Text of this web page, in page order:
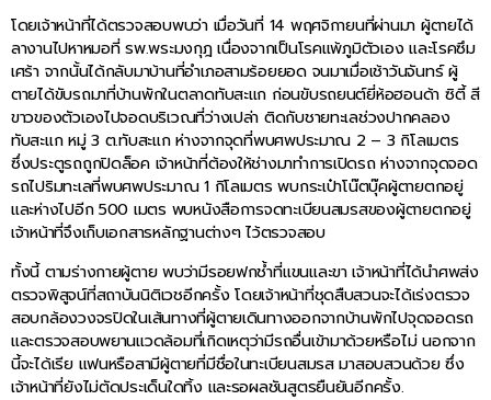
โดยเจ้าหน้าที่ได้ตรวจสอบพบว่า เมื่อวันที่ 14 พฤศจิกายนที่ผ่านมา ผู้ตายได้
ลางานไปหาหมอที่ รพ.พระมงกุฎ เนื่องจากเป็นโรคแพ้ภูมิตัวเอง และโรคซึม
เศร้า จากนั้นได้กลับมาบ้านที่อำเภอสามร้อยยอด จนมาเมื่อเช้าวันจันทร์ ผู้
ตายได้ขับรถมาที่บ้านพักในตลาดทับสะแก ก่อนขับรถยนต์ยี่ห้อฮอนด้า ซิตี้ สี
ขาวของตัวเองไปจอดบริเวณที่ว่างเปล่า ติดกับชายทะเลช่วงปากคลอง
ทับสะแก หมู่ 3 ต.ทับสะแก ห่างจากจุดที่พบศพประมาณ 2 – 3 กิโลเมตร
ซึ่งประตูรถถูกปิดล็อค เจ้าหน้าที่ต้องให้ช่างมาทำการเปิดรถ ห่างจากจุดจอด
รถไปริมทะเลที่พบศพประมาณ 1 กิโลเมตร พบกระเป๋าโน๊ตบุ๊คผู้ตายตกอยู่
และห่างไปอีก 500 เมตร พบหนังสือการจดทะเบียนสมรสของผู้ตายตกอยู่
เจ้าหน้าที่จึงเก็บเอกสารหลักฐานต่างๆ ไว้ตรวจสอบ
ทั้งนี้ ตามร่างกายผู้ตาย พบว่ามีรอยฟกช้ำที่แขนและขา เจ้าหน้าที่ได้นำศพส่ง
ตรวจพิสูจน์ที่สถาบันนิติเวชอีกครั้ง โดยเจ้าหน้าที่ชุดสืบสวนจะได้เร่งตรวจ
สอบกล้องวงจรปิดในเส้นทางที่ผู้ตายเดินทางออกจากบ้านพักไปจุดจอดรถ
และตรวจสอบพยานแวดล้อมที่เกิดเหตุว่ามีรถอื่นเข้ามาด้วยหรือไม่ นอกจาก
นี้จะได้เรีย แฟนหรือสามีผู้ตายที่มีชื่อในทะเบียนสมรส มาสอบสวนด้วย ซึ่ง
เจ้าหน้าที่ยังไม่ตัดประเด็นใดทิ้ง และรอผลชันสูตรยืนยันอีกครั้ง.